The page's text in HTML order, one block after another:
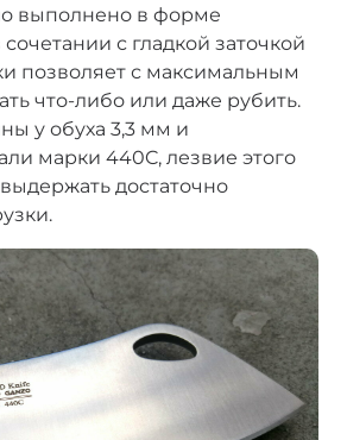
выполнено в форме
с гладкой заточкой
позволяет с максимальным
что-либо или даже рубить.
у обуха 3,3 мм и
марки 440C, лезвие этого
достаточно